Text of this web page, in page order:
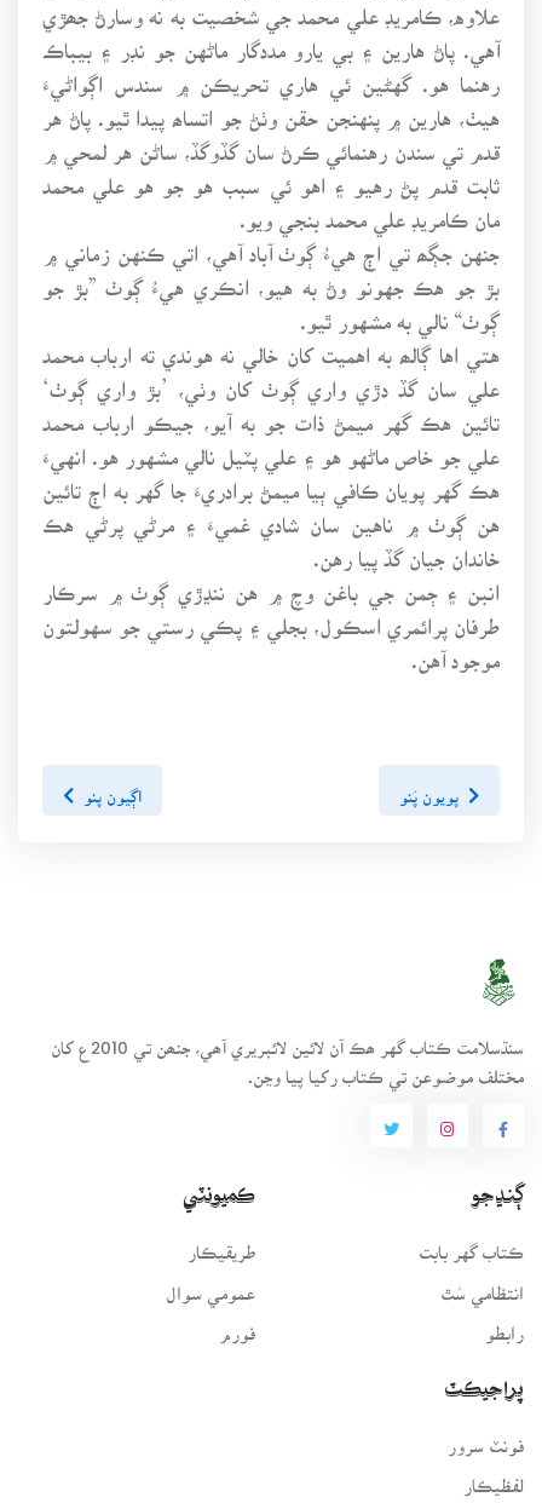
علاوه، ڪامريڊ علي محمد جي شخصيت به نه وسارڻ جھڙي
آهي. پاڻ هارين ۽ بي يارو مددگار ماڻهن جو نڊر ۽ بيباڪ
رهنما هو. گهڻين ئي هاري تحريڪن ۾ سندس اڳواڻيءَ
هيٺ، هارين ۾ پنهنجن حقن وٺڻ جو اتساھ پيدا ٿيو. پاڻ هر
قدم تي سندن رهنمائي ڪرڻ سان گڏوگڏ، ساڻن هر لمحي ۾
ثابت قدم پڻ رهيو ۽ اهو ئي سبب هو جو هو علي محمد
مان ڪامريڊ علي محمد بنجي ويو.
جنهن جڳھ تي اڄ هيءُ ڳوٺ آباد آهي، اتي ڪنهن زماني ۾
بڙ جو هڪ جهونو وڻ به هيو، انڪري هيءُ ڳوٺ ”بڙ جو
ڳوٺ“ نالي به مشهور ٿيو.
هتي اها ڳالھ به اهميت کان خالي نه هوندي ته ارباب محمد
علي سان گڏ دڙي واري ڳوٺ کان وٺي، ’بڙ واري ڳوٺ‘
تائين هڪ گهر ميمڻ ذات جو به آيو، جيڪو ارباب محمد
علي جو خاص ماڻهو هو ۽ علي پٽيل نالي مشهور هو. انهيءَ
هڪ گهر پويان ڪافي ٻيا ميمڻ برادريءَ جا گهر به اڄ تائين
هن ڳوٺ ۾ ناهين سان شادي غميءَ ۽ مرڻي پرڻي هڪ
خاندان جيان گڏ پيا رهن.
انبن ۽ ڄمن جي باغن وچ ۾ هن ننڍڙي ڳوٺ ۾ سرڪار
طرفان پرائمري اسڪول، بجلي ۽ پڪي رستي جو سهولتون
موجود آهن.
پويون پَنو اڳيون پنو
سنڌسلامت ڪتاب گهر ھڪ آن لائين لائبريري آھي، جنھن تي 2010ع کان
مختلف موضوعن تي ڪتاب رکيا پيا وڃن.
ڳنڍجو
ڪتاب گهر بابت
انتظامي سَٿ
رابطو
ڪميونٽي
طريقيڪار
عمومي سوال
فورم
پراجيڪٽ
لفظيڪار